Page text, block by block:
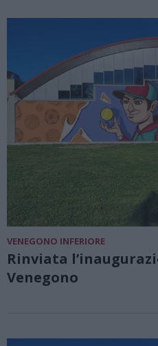
VENEGONO INFERIORE
Rinviata
Venegono